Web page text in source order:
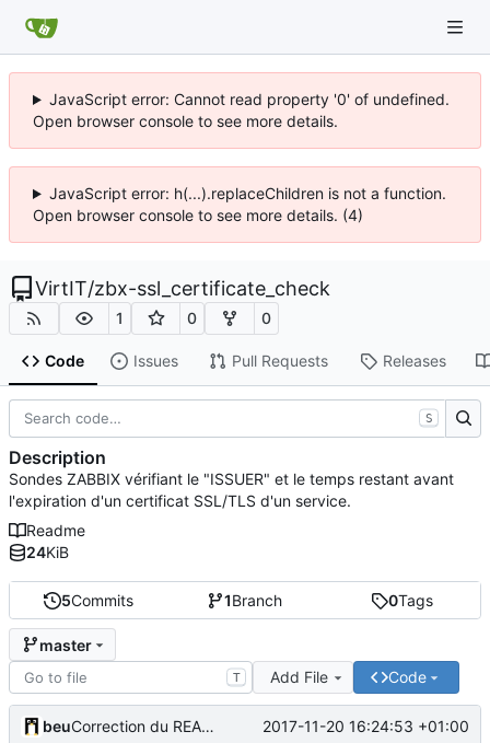
JavaScript error: Cannot read property '0' of undefined.
Open browser console to see more details.
JavaScript error: h(...).replaceChildren is not a function.
Open browser console to see more details. (4)
VirtIT/zbx-ssl_certificate_check
1 0 0
Code Issues Pull Requests Releases
5Commits 1Branch 0Tags
master
T Add File Code
beu Correction du README.md 2017-11-20 16:24:53 +01:00
S
Description
Sondes ZABBIX vérifiant le "ISSUER" et le temps restant avant
l'expiration d'un certificat SSL/TLS d'un service.
Readme
24KiB